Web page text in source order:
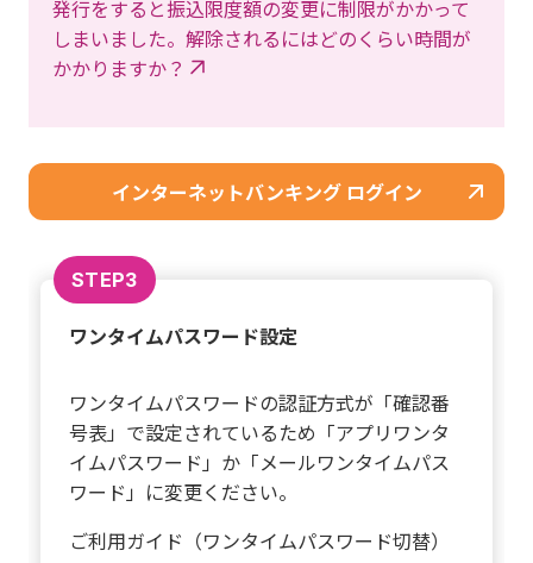
発行をすると振込限度額の変更に制限がかかって
しまいました。解除されるにはどのくらい時間が
かかりますか？
インターネットバンキング ログイン
STEP3
ワンタイムパスワード設定
ワンタイムパスワードの認証方式が「確認番
号表」で設定されているため「アプリワンタ
イムパスワード」か「メールワンタイムパス
ワード」に変更ください。
ご利用ガイド（ワンタイムパスワード切替）